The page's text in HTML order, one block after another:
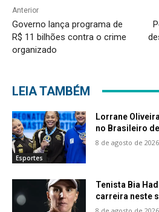
Anterior
Governo lança programa de
R$ 11 bilhões contra o crime
organizado
LEIA TAMBÉM
Esportes
Lorrane
no Brasileiro
8 de agosto de 2026
Tenista Bia
carreira neste